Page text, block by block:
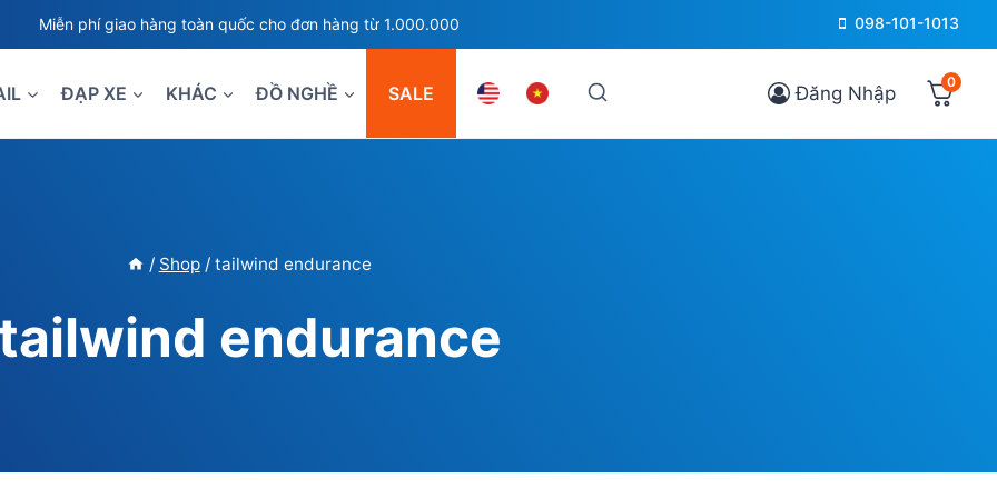
Miễn phí giao hàng toàn quốc cho đơn hàng từ 1.000.000 098-101-1013
ĐẠP XE KHÁC ĐỒ NGHỀ SALE Đăng Nhập 0
/ Shop / tailwind endurance
tailwind endurance